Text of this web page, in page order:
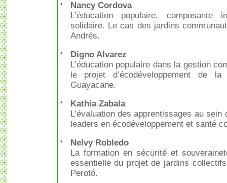
•
Nancy Cordova
L’éducation populaire, composante
solidaire. Le cas des jardins
Andrés.
•
Digno Alvarez
L’éducation populaire dans la gestion
le projet d’écodéveloppement de
Guayacane.
•
Kathia Zabala
L’évaluation des apprentissages au
leaders en écodéveloppement et santé
•
Nelvy Robledo
La formation en sécurité et
essentielle du projet de jardins
Perotó.